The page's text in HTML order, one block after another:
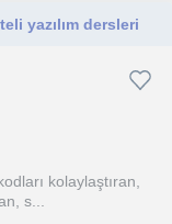
yazılım dersleri
kolaylaştıran,
s...